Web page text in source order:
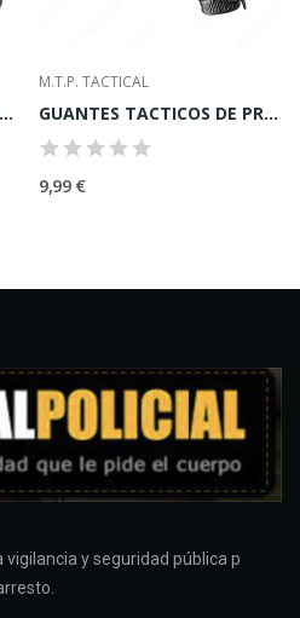
GUANTE IGNÍFUGO SIN MALLA ANTI-CORTE CON PUÑO...
M.T.P. TACTICAL
GUANTES TACTICOS DE PRECISIóN PARA TIRADOR
9,99 €
y seguridad pública p